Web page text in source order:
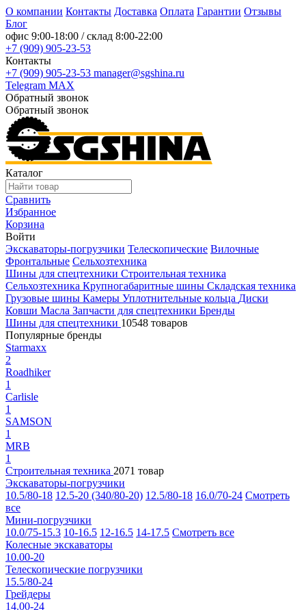
О компании Контакты Доставка Оплата Гарантии Отзывы
Блог
офис 9:00-18:00 / склад 8:00-22:00
+7 (909) 905-23-53
Контакты
+7 (909) 905-23-53 manager@sgshina.ru
Telegram MAX
Обратный звонок
Обратный звонок
Каталог
Сравнить
Избранное
Корзина
Войти
Экскаваторы-погрузчики Телескопические Вилочные
Фронтальные Сельхозтехника
Шины для спецтехники Строительная техника
Сельхозтехника Крупногабаритные шины Складская техника
Грузовые шины Камеры Уплотнительные кольца Диски
Ковши Масла Запчасти для спецтехники Бренды
Шины для спецтехники 10548 товаров
Популярные бренды
Starmaxx
2
Roadhiker
1
Carlisle
1
SAMSON
1
MRB
1
Строительная техника 2071 товар
Экскаваторы-погрузчики
10.5/80-18 12.5-20 (340/80-20) 12.5/80-18 16.0/70-24 Смотреть
все
Мини-погрузчики
10.0/75-15.3 10-16.5 12-16.5 14-17.5 Смотреть все
Колесные экскаваторы
10.00-20
Телескопические погрузчики
15.5/80-24
Грейдеры
14.00-24